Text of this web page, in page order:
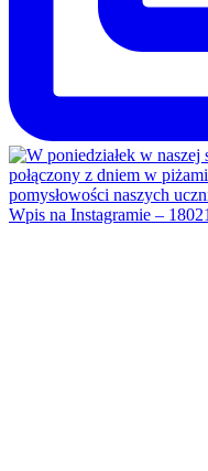
Wpis na Instagramie –